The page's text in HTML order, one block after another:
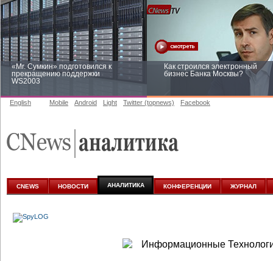
«Mr. Сумкин» подготовился к
прекращению поддержки
WS2003
Как строился электронный
бизнес Банка Москвы?
аналитике
English Mobile Android Light Twitter (topnews) Facebook
CNEWS НОВОСТИ АНАЛИТИКА КОНФЕРЕНЦИИ ЖУРНАЛ